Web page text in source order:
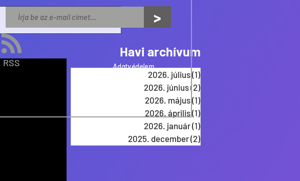
2026. július(1)
2026. június(2)
2026. május(1)
2026. április(1)
2026. január(1)
2025. december(2)
Havi archívum
>
RSS Adatvédelem